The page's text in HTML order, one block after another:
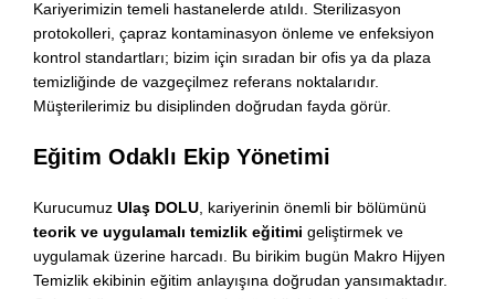
Kariyerimizin temeli hastanelerde atıldı. Sterilizasyon
protokolleri, çapraz kontaminasyon önleme ve enfeksiyon
kontrol standartları; bizim için sıradan bir ofis ya da plaza
temizliğinde de vazgeçilmez referans noktalarıdır.
Müşterilerimiz bu disiplinden doğrudan fayda görür.
Eğitim Odaklı Ekip Yönetimi
Kurucumuz Ulaş DOLU , kariyerinin önemli bir bölümünü
teorik ve uygulamalı temizlik eğitimi geliştirmek ve
uygulamak üzerine harcadı. Bu birikim bugün Makro Hijyen
Temizlik ekibinin eğitim anlayışına doğrudan yansımaktadır.